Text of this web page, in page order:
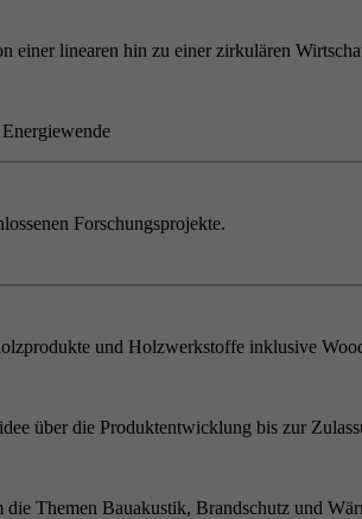
einer linearen hin zu einer zirkulären
Forschungsprojekte.
und Holzwerkstoffe inklusive
über die Produktentwicklung bis zur
Themen Bauakustik, Brandschutz und